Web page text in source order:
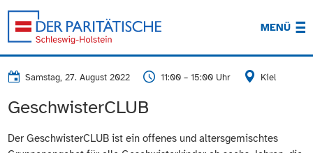
MENÜ
Samstag, 27. August 2022 11:00 – 15:00 Uhr Kiel
GeschwisterCLUB
Der GeschwisterCLUB ist ein offenes und altersgemischtes